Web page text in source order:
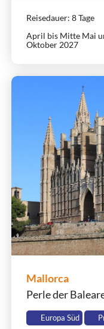
Reisedauer: 8 Tage
April bis Mitte Mai
Oktober 2027
Mallorca
Perle der
Europa Süd